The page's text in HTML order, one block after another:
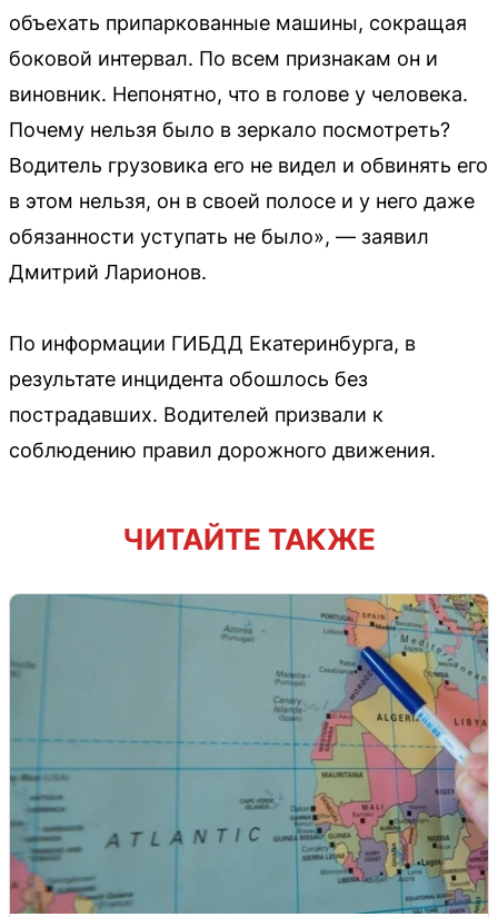
объехать припаркованные машины, сокращая
боковой интервал. По всем признакам он и
виновник. Непонятно, что в голове у человека.
Почему нельзя было в зеркало посмотреть?
Водитель грузовика его не видел и обвинять его
в этом нельзя, он в своей полосе и у него даже
обязанности уступать не было», — заявил
Дмитрий Ларионов.
По информации ГИБДД Екатеринбурга, в
результате инцидента обошлось без
пострадавших. Водителей призвали к
соблюдению правил дорожного движения.
ЧИТАЙТЕ ТАКЖЕ